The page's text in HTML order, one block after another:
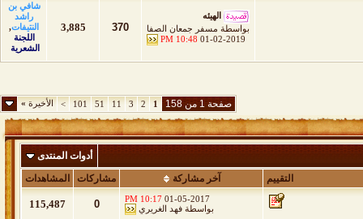
الهيئه
بواسطة مسفر جمعان الصفا
01-02-2019
10:48 PM
370
3,885
شافي بن
راشد
النتيفات,
اللجنة
الشعرية
صفحة 1 من 158 1
2
3
11
51
101
> الأخيرة»
أدوات المنتدى
التقييم
آخر مشاركة مشاركات المشاهدات
01-05-2017
10:17 PM
بواسطة فهد الغريري 0
115,487